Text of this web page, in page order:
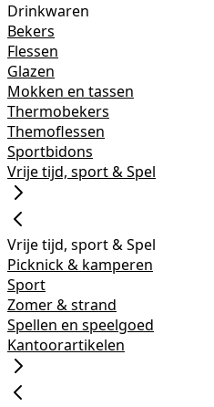
Drinkwaren
Bekers
Flessen
Glazen
Mokken en tassen
Thermobekers
Themoflessen
Sportbidons
Vrije tijd, sport & Spel
Vrije tijd, sport & Spel
Picknick & kamperen
Sport
Zomer & strand
Spellen en speelgoed
Kantoorartikelen